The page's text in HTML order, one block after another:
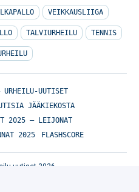
VEIKKAUSLIIGA
TALVIURHEILU TENNIS
UUTISET
JÄÄKIEKOSTA
2025 – LEIJONAT
2025
FLASHSCORE
uutiset 2026